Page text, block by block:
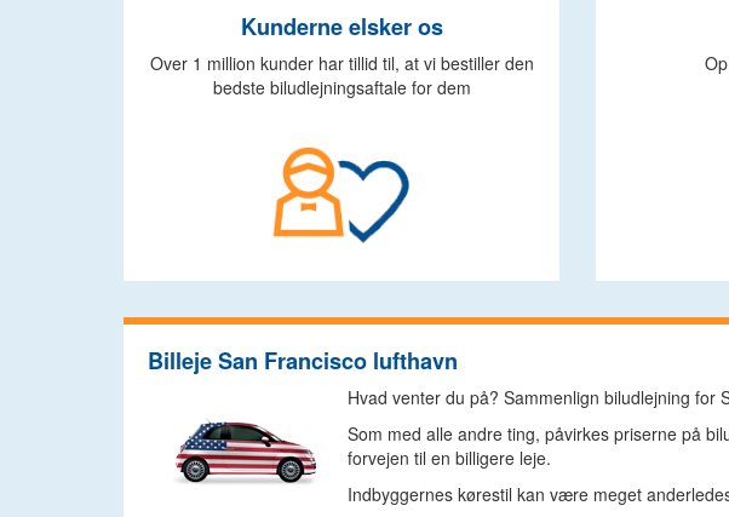
Kunderne elsker os
Over 1 million kunder har tillid til, at vi bestiller den
bedste biludlejningsaftale for dem
Billeje San Francisco lufthavn
Hvad venter du på? Sammenlign biludlejning for
Som med alle andre ting, påvirkes priserne på
forvejen til en billigere leje.
Indbyggernes kørestil kan være meget